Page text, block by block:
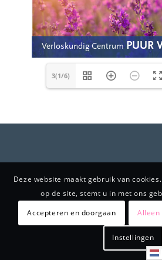
3(1/6)
Deze website maakt gebruik van
op de site, stemt u in met ons
Accepteren en doorgaan
Alleen
Instellingen